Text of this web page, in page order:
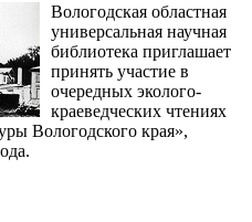
Вологодская областная
универсальная научная
библиотека приглашает
принять участие в
очередных эколого-
краеведческих чтениях
Вологодского края»,